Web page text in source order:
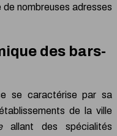
de nombreuses adresses
des bars-
se caractérise par sa
de la ville
allant des spécialités